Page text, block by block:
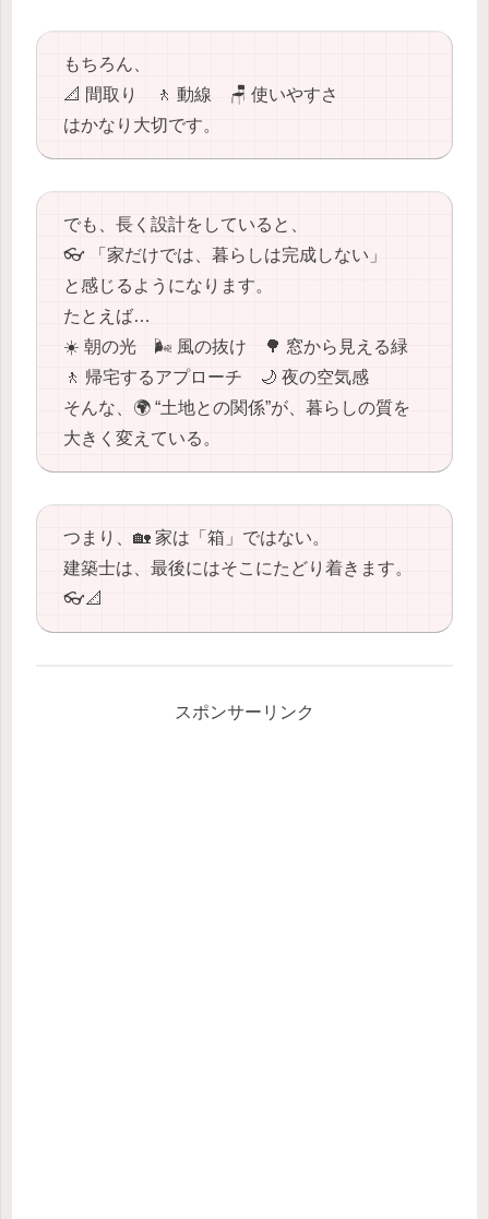
もちろん、
📐 間取り 🚶 動線 🪑 使いやすさ
はかなり大切です。
でも、長く設計をしていると、
👓 「家だけでは、暮らしは完成しない」
と感じるようになります。
たとえば…
☀️ 朝の光 🌬️ 風の抜け 🌳 窓から見える緑
🚶 帰宅するアプローチ 🌙 夜の空気感
そんな、🌍 “土地との関係”が、暮らしの質を
大きく変えている。
つまり、🏡 家は「箱」ではない。
建築士は、最後にはそこにたどり着きます。
👓📐
スポンサーリンク